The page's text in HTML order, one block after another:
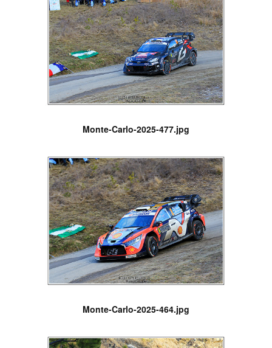
Monte-Carlo-2025-477.jpg
Monte-Carlo-2025-464.jpg